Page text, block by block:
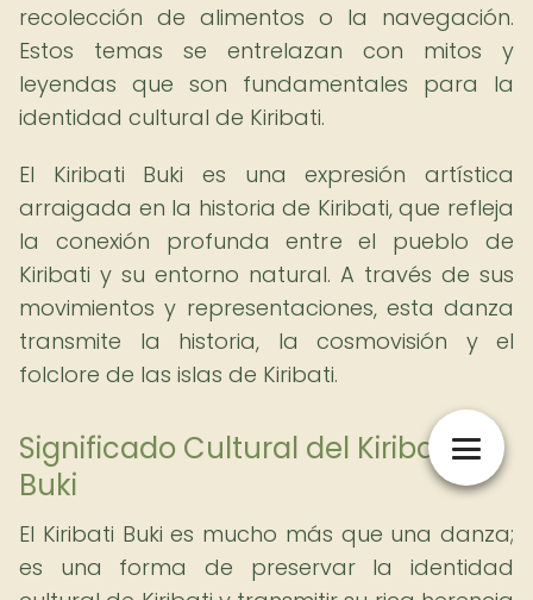
recolección de alimentos o la navegación.
Estos temas se entrelazan con mitos y
leyendas que son fundamentales para la
identidad cultural de Kiribati.
El Kiribati Buki es una expresión artística
arraigada en la historia de Kiribati, que refleja
la conexión profunda entre el pueblo de
Kiribati y su entorno natural. A través de sus
movimientos y representaciones, esta danza
transmite la historia, la cosmovisión y el
folclore de las islas de Kiribati.
Significado Cultural del Kiribati
Buki
El Kiribati Buki es mucho más que una danza;
es una forma de preservar la identidad